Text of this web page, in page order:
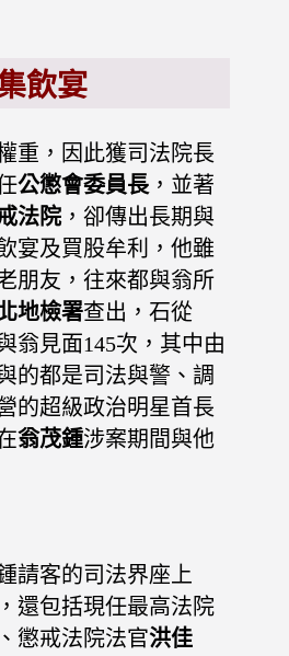
飲宴
重，因此獲司法院長
公懲會委員長 ，並著
法院，卻傳出長期與
宴及買股牟利，他雖
朋友，往來都與翁所
地檢署查出，石從
翁見面145次，其中由
的都是司法與警、調
的超級政治明星首長
翁茂鍾涉案期間與他
請客的司法界座上
還包括現任最高法院
、懲戒法院法官洪佳